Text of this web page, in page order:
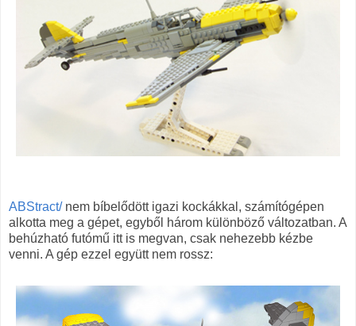
ABStract/nem bíbelődött igazi kockákkal, számítógépen
alkotta meg a gépet, egyből három különböző változatban. A
behúzható futómű itt is megvan, csak nehezebb kézbe
venni. A gép ezzel együtt nem rossz: